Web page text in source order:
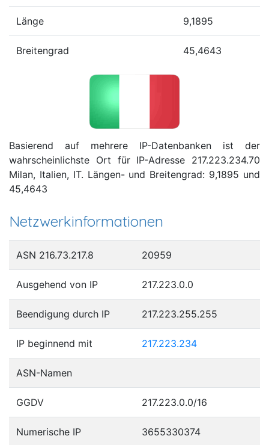
Länge 9,1895
Breitengrad 45,4643
Basierend auf mehrere IP-Datenbanken ist der
wahrscheinlichste Ort für IP-Adresse 217.223.234.70
Milan, Italien, IT. Längen- und Breitengrad: 9,1895 und
45,4643
Netzwerkinformationen
ASN 216.73.217.8 20959
Ausgehend von IP 217.223.0.0
Beendigung durch IP 217.223.255.255
IP beginnend mit 217.223.234
ASN-Namen
GGDV 217.223.0.0/16
Numerische IP 3655330374